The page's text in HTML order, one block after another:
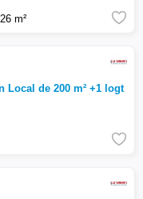
m²
Local de 200 m² +1 logt